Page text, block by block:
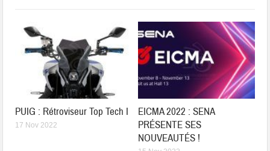
PUIG : Rétroviseur Top Tech I
17 Nov 2022
EICMA 2022 : SENA
PRÉSENTE SES
NOUVEAUTÉS !